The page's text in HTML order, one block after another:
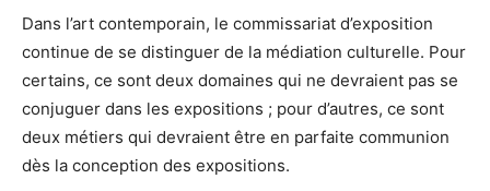
Dans l’art contemporain, le commissariat d’exposition
continue de se distinguer de la médiation culturelle. Pour
certains, ce sont deux domaines qui ne devraient pas se
conjuguer dans les expositions ; pour d’autres, ce sont
deux métiers qui devraient être en parfaite communion
dès la conception des expositions.